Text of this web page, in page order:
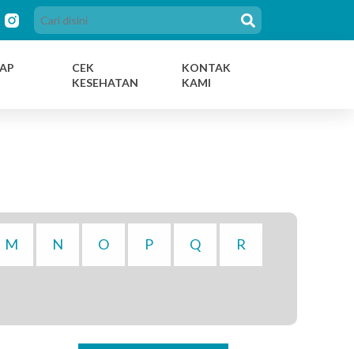
CEK
KESEHATAN
KONTAK
KAMI
M N O P Q R